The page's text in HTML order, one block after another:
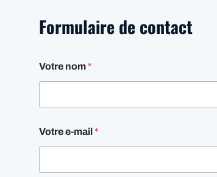
Formulaire de contact
Votre nom*
Votre e-mail *